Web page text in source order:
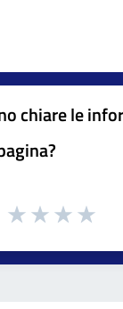
chiare le